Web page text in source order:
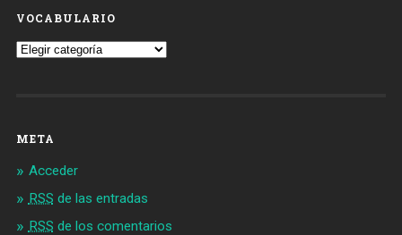
VOCABULARIO
Vocabulario
META
Acceder
RSS de las entradas
RSS de los comentarios